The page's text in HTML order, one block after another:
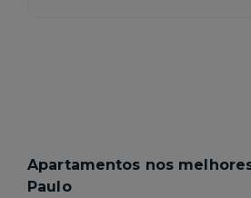
Apartamentos nos
Paulo